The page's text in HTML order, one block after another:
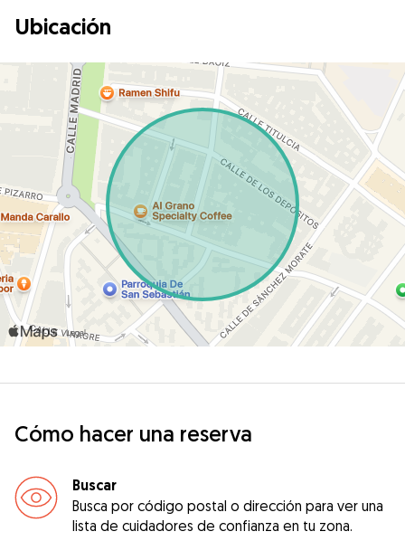
Ubicación
Cómo hacer una reserva
Buscar
Busca por código postal o dirección para ver una
lista de cuidadores de confianza en tu zona.